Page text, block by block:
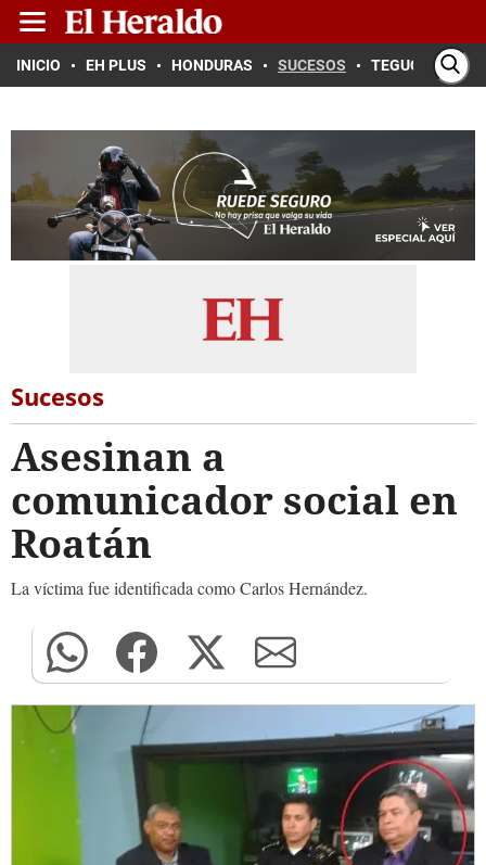
INICIO EH PLUS HONDURAS SUCESOS TEGUCIGALPA
Sucesos
Asesinan a
comunicador social en
Roatán
La víctima fue identificada como Carlos Hernández.